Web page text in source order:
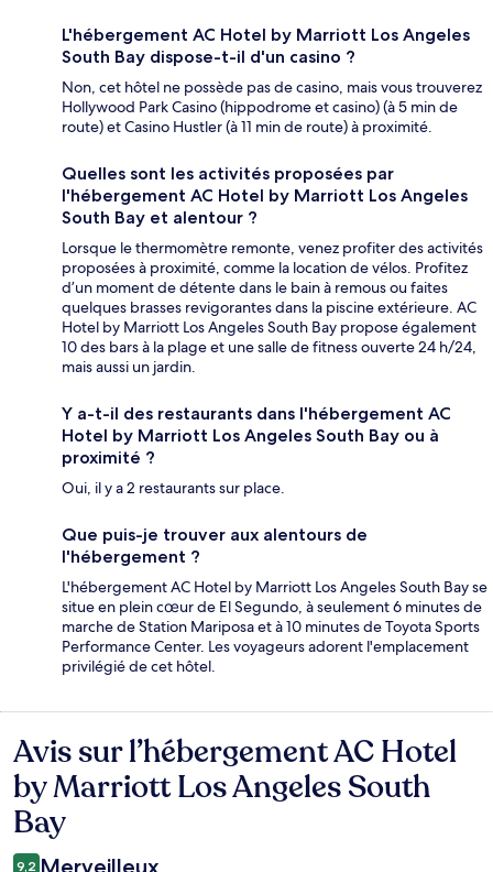
L'hébergement AC Hotel by Marriott Los Angeles
South Bay dispose-t-il d'un casino ?
Non, cet hôtel ne possède pas de casino, mais vous trouverez
Hollywood Park Casino (hippodrome et casino) (à 5 min de
route) et Casino Hustler (à 11 min de route) à proximité.
Quelles sont les activités proposées par
l'hébergement AC Hotel by Marriott Los Angeles
South Bay et alentour ?
Lorsque le thermomètre remonte, venez profiter des activités
proposées à proximité, comme la location de vélos. Profitez
d’un moment de détente dans le bain à remous ou faites
quelques brasses revigorantes dans la piscine extérieure. AC
Hotel by Marriott Los Angeles South Bay propose également
10 des bars à la plage et une salle de fitness ouverte 24 h/24,
mais aussi un jardin.
Y a-t-il des restaurants dans l'hébergement AC
Hotel by Marriott Los Angeles South Bay ou à
proximité ?
Oui, il y a 2 restaurants sur place.
Que puis-je trouver aux alentours de
l'hébergement ?
L'hébergement AC Hotel by Marriott Los Angeles South Bay se
situe en plein cœur de El Segundo, à seulement 6 minutes de
marche de Station Mariposa et à 10 minutes de Toyota Sports
Performance Center. Les voyageurs adorent l'emplacement
privilégié de cet hôtel.
Avis
Avis sur l’hébergement AC Hotel
by Marriott Los Angeles South
Bay
9,2